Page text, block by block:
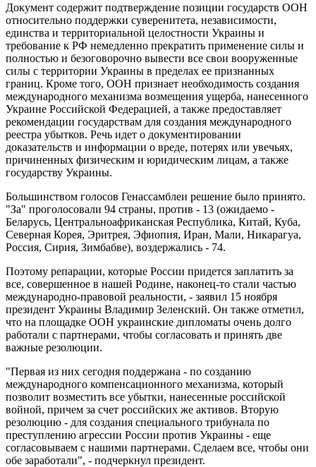
Документ содержит подтверждение позиции государств ООН
относительно поддержки суверенитета, независимости,
единства и территориальной целостности Украины и
требование к РФ немедленно прекратить применение силы и
полностью и безоговорочно вывести все свои вооруженные
силы с территории Украины в пределах ее признанных
границ. Кроме того, ООН признает необходимость создания
международного механизма возмещения ущерба, нанесенного
Украине Российской Федерацией, а также предоставляет
рекомендации государствам для создания международного
реестра убытков. Речь идет о документировании
доказательств и информации о вреде, потерях или увечьях,
причиненных физическим и юридическим лицам, а также
государству Украины.
Большинством голосов Генассамблеи решение было принято.
"За" проголосовали 94 страны, против - 13 (ожидаемо -
Беларусь, Центральноафриканская Республика, Китай, Куба,
Северная Корея, Эритрея, Эфиопия, Иран, Мали, Никарагуа,
Россия, Сирия, Зимбабве), воздержались - 74.
Поэтому репарации, которые России придется заплатить за
все, совершенное в нашей Родине, наконец-то стали частью
международно-правовой реальности, - заявил 15 ноября
президент Украины Владимир Зеленский. Он также отметил,
что на площадке ООН украинские дипломаты очень долго
работали с партнерами, чтобы согласовать и принять две
важные резолюции.
"Первая из них сегодня поддержана - по созданию
международного компенсационного механизма, который
позволит возместить все убытки, нанесенные российской
войной, причем за счет российских же активов. Вторую
резолюцию - для создания специального трибунала по
преступлению агрессии России против Украины - еще
согласовываем с нашими партнерами. Сделаем все, чтобы они
обе заработали", - подчеркнул президент.